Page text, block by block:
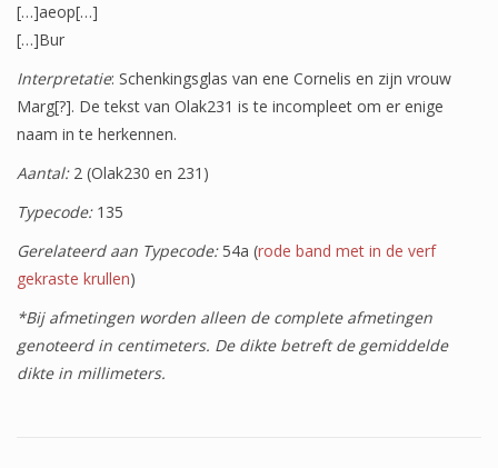
Boordglazen
Teksten
Het onderzoek
Publicaties
Over de onderzoeker
Literatuurlijst
[…]aeop[…]
[…]Bur
Interpretatie: Schenkingsglas van ene Cornelis en zijn vrouw
Marg[?]. De tekst van Olak231 is te incompleet om er enige
naam in te herkennen.
Aantal:2 (Olak230 en 231)
Typecode:135
Gerelateerd aan Typecode:54a (rode band met in de verf
gekraste krullen)
*Bij afmetingen worden alleen de complete afmetingen
genoteerd in centimeters. De dikte betreft de gemiddelde
dikte in millimeters.